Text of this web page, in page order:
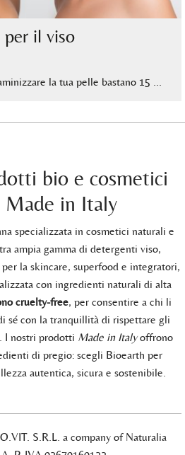
per il viso
la tua pelle bastano 15 …
bio e cosmetici
Made in Italy
specializzata in cosmetici naturali e
ampia gamma di detergenti viso,
la skincare, superfood e integratori,
con ingredienti naturali di alta
cruelty-free, per consentire a chi li
sé con la tranquillità di rispettare gli
I nostri prodotti Made in Italyoffrono
di pregio: scegli Bioearth per
autentica, sicura e sostenibile.
S.R.L. a company of Naturalia